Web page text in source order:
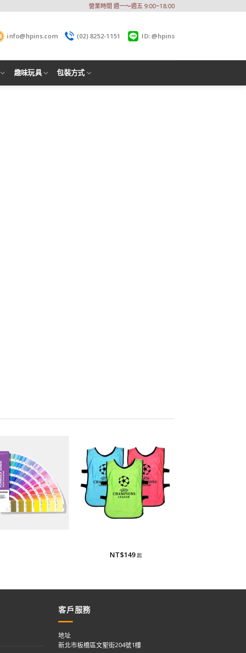
營業時間 週一～週五 9:00~18:00
info@hpins.com (02) 8252-1151 ID: @hpins
趣味玩具 包裝方式
NT$149
客戶服務
地址
新北市板橋區文聖街204號1樓